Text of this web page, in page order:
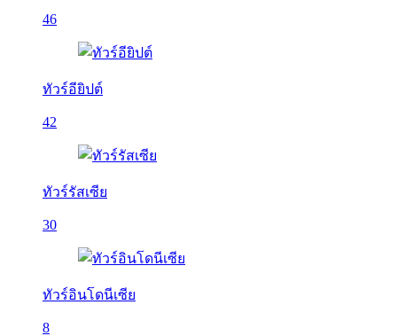
46
ทัวร์อียิปต์
42
ทัวร์รัสเซีย
30
ทัวร์อินโดนีเซีย
8